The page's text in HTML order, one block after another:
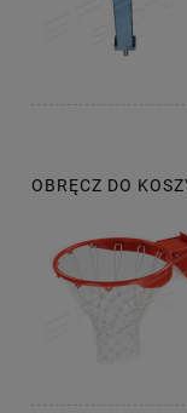
OBRĘCZ DO